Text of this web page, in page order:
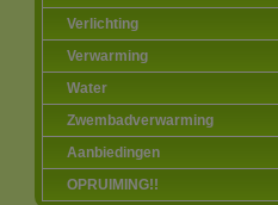
Verlichting
Verwarming
Water
Zwembadverwarming
Aanbiedingen
OPRUIMING!!